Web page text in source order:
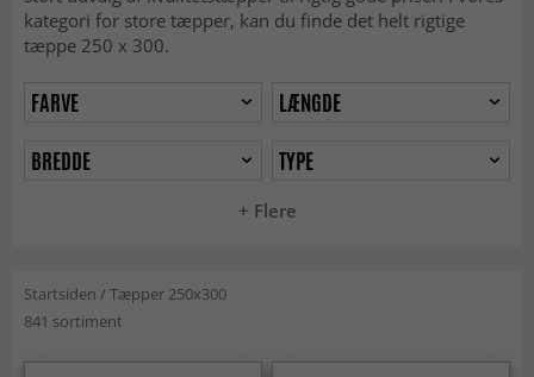
kategori for store tæpper, kan du finde det helt rigtige
tæppe 250 x 300.
+ Flere
FARVE
LÆNGDE
BREDDE
TYPE
Startsiden /Tæpper 250x300
841 sortiment